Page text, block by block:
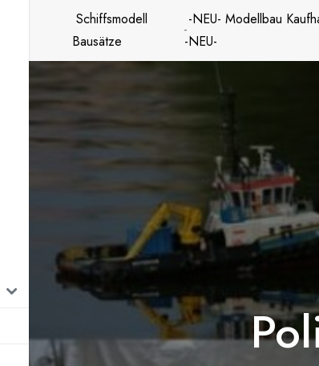
Schiffsmodell
Bausätze
-NEU- Modellbau
-NEU-